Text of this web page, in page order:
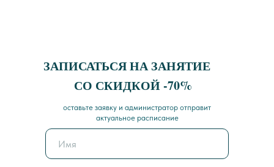
оставьте заявку и администратор отправит
актуальное расписание
ЗАПИСАТЬСЯ НА ЗАНЯТИЕ
СО СКИДКОЙ -70%